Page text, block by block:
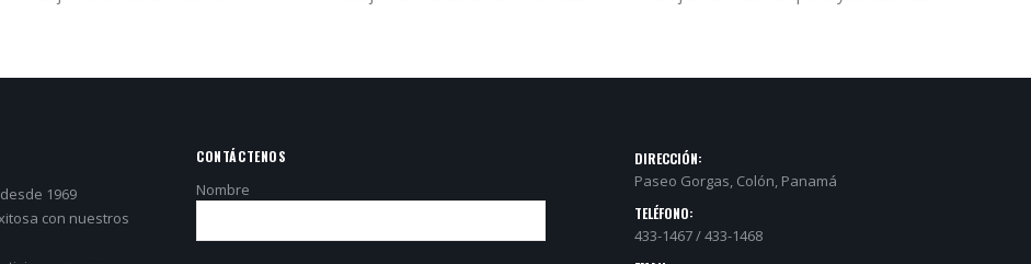
1969
con nuestros
CONTÁCTENOS
Nombre
DIRECCIÓN:
Paseo Gorgas, Colón, Panamá
TELÉFONO:
433-1467 / 433-1468